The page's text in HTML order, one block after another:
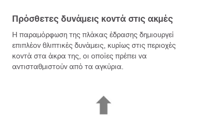
Πρόσθετες δυνάμεις κοντά στις ακμές
Η παραμόρφωση της πλάκας έδρασης δημιουργεί
επιπλέον θλιπτικές δυνάμεις, κυρίως στις περιοχές
κοντά στα άκρα της, οι οποίες πρέπει να
αντισταθμιστούν από τα αγκύρια.